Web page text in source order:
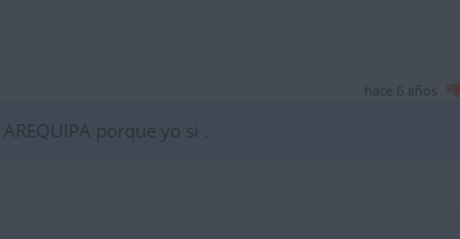
hace 6 años
porque yo si .